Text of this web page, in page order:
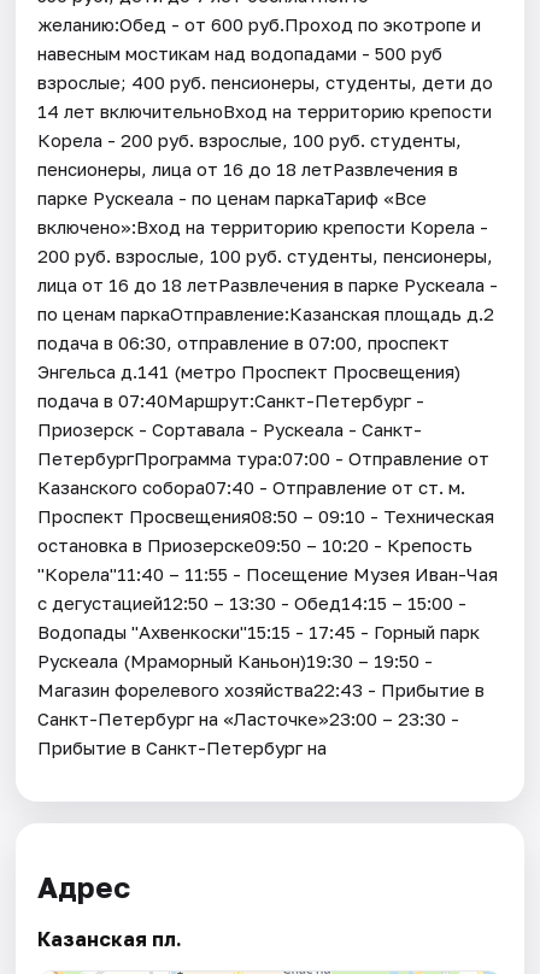
желанию:Обед - от 600 руб.Проход по экотропе и
навесным мостикам над водопадами - 500 руб
взрослые; 400 руб. пенсионеры, студенты, дети до
14 лет включительноВход на территорию крепости
Корела - 200 руб. взрослые, 100 руб. студенты,
пенсионеры, лица от 16 до 18 летРазвлечения в
парке Рускеала - по ценам паркаТариф «Все
включено»:Вход на территорию крепости Корела -
200 руб. взрослые, 100 руб. студенты, пенсионеры,
лица от 16 до 18 летРазвлечения в парке Рускеала -
по ценам паркаОтправление:Казанская площадь д.2
подача в 06:30, отправление в 07:00, проспект
Энгельса д.141 (метро Проспект Просвещения)
подача в 07:40Маршрут:Санкт-Петербург -
Приозерск - Сортавала - Рускеала - Санкт-
ПетербургПрограмма тура:07:00 - Отправление от
Казанского собора07:40 - Отправление от ст. м.
Проспект Просвещения08:50 – 09:10 - Техническая
остановка в Приозерске09:50 – 10:20 - Крепость
"Корела"11:40 – 11:55 - Посещение Музея Иван-Чая
с дегустацией12:50 – 13:30 - Обед14:15 – 15:00 -
Водопады "Ахвенкоски"15:15 - 17:45 - Горный парк
Рускеала (Мраморный Каньон)19:30 – 19:50 -
Магазин форелевого хозяйства22:43 - Прибытие в
Санкт-Петербург на «Ласточке»23:00 – 23:30 -
Прибытие в Санкт-Петербург на
Адрес
Казанская пл.